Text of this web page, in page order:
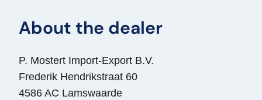
Addition:Faymonville Dieplader – SP3X – 3
Aluminium Laadramp
Type:SP-3X
Engine Power HP:0
About the dealer
P. Mostert Import-Export B.V.
Frederik Hendrikstraat 60
4586 AC Lamswaarde